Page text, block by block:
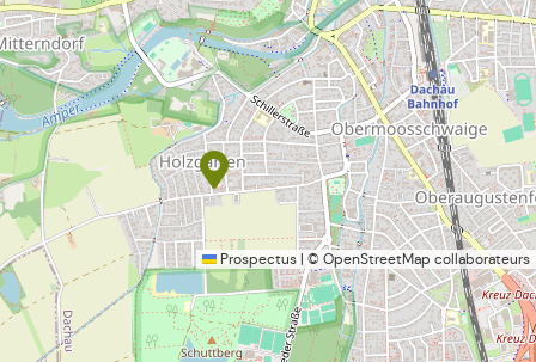
Prospectus | © OpenStreetMap collaborateurs
Tout ce qui concerne Dachau
Filtrez votre recherche :